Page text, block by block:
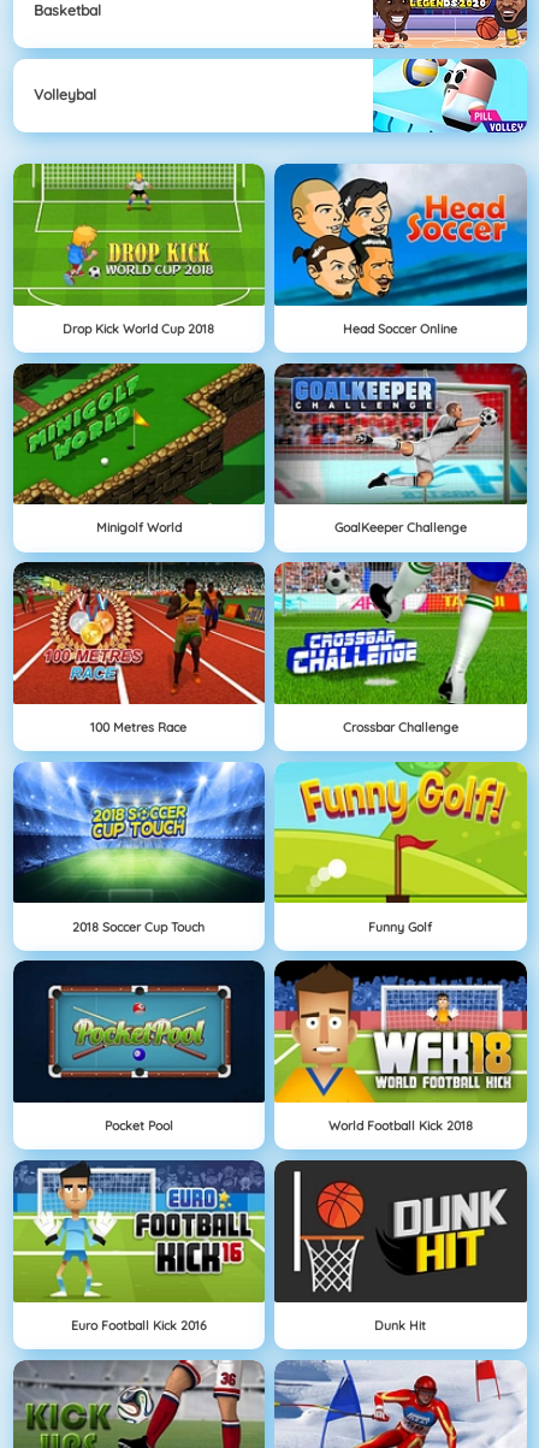
Basketbal
Volleybal
Drop Kick World Cup 2018 Head Soccer Online
Minigolf World GoalKeeper Challenge
100 Metres Race Crossbar Challenge
2018 Soccer Cup Touch Funny Golf
Pocket Pool World Football Kick 2018
Euro Football Kick 2016 Dunk Hit